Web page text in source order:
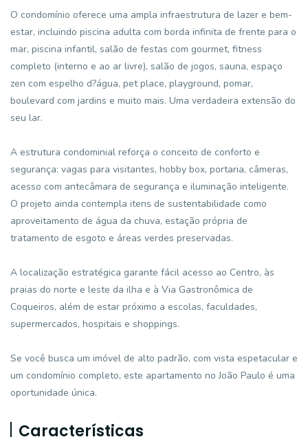
O condomínio oferece uma ampla infraestrutura de lazer e bem-
estar, incluindo piscina adulta com borda infinita de frente para o
mar, piscina infantil, salão de festas com gourmet, fitness
completo (interno e ao ar livre), salão de jogos, sauna, espaço
zen com espelho d?água, pet place, playground, pomar,
boulevard com jardins e muito mais. Uma verdadeira extensão do
seu lar.
A estrutura condominial reforça o conceito de conforto e
segurança: vagas para visitantes, hobby box, portaria, câmeras,
acesso com antecâmara de segurança e iluminação inteligente.
O projeto ainda contempla itens de sustentabilidade como
aproveitamento de água da chuva, estação própria de
tratamento de esgoto e áreas verdes preservadas.
A localização estratégica garante fácil acesso ao Centro, às
praias do norte e leste da ilha e à Via Gastronômica de
Coqueiros, além de estar próximo a escolas, faculdades,
supermercados, hospitais e shoppings.
Se você busca um imóvel de alto padrão, com vista espetacular e
um condomínio completo, este apartamento no João Paulo é uma
oportunidade única.
Características